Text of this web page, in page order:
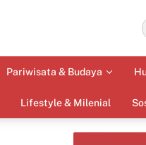
Pariwisata & Budaya
Lifestyle & Milenial